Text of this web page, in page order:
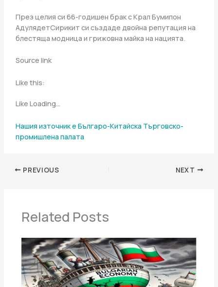
През целия си 66-годишен брак с Крал Бумипон
АдулядетСирикит си създаде двойна репутация на
блестяща модница и грижовна майка на нацията.
Source link
Like this:
Like Loading…
Нашия източник е Българо-Китайска Търговско-
промишлена палaта
PREVIOUS NEXT
Related Posts